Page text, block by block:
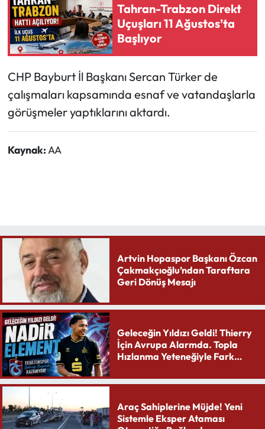
Tahran-Trabzon Direkt
Uçuşları 11 Ağustos’ta
Başlıyor
CHP Bayburt İl Başkanı Sercan Türker de
çalışmaları kapsamında esnaf ve vatandaşlarla
görüşmeler yaptıklarını aktardı.
Kaynak:AA
Artvin Hopaspor Başkanı Özcan
Çakmakçıoğlu’ndan Taraftara
Geri Dönüş Mesajı
Geleceğin Yıldızı Geldi! Thierry
İçin Avrupa Alarmda. Topla
Hızlanma Yeteneğiyle Fark
Araç Sahiplerine Müjde! Yeni
Sistemle Eksper Ataması